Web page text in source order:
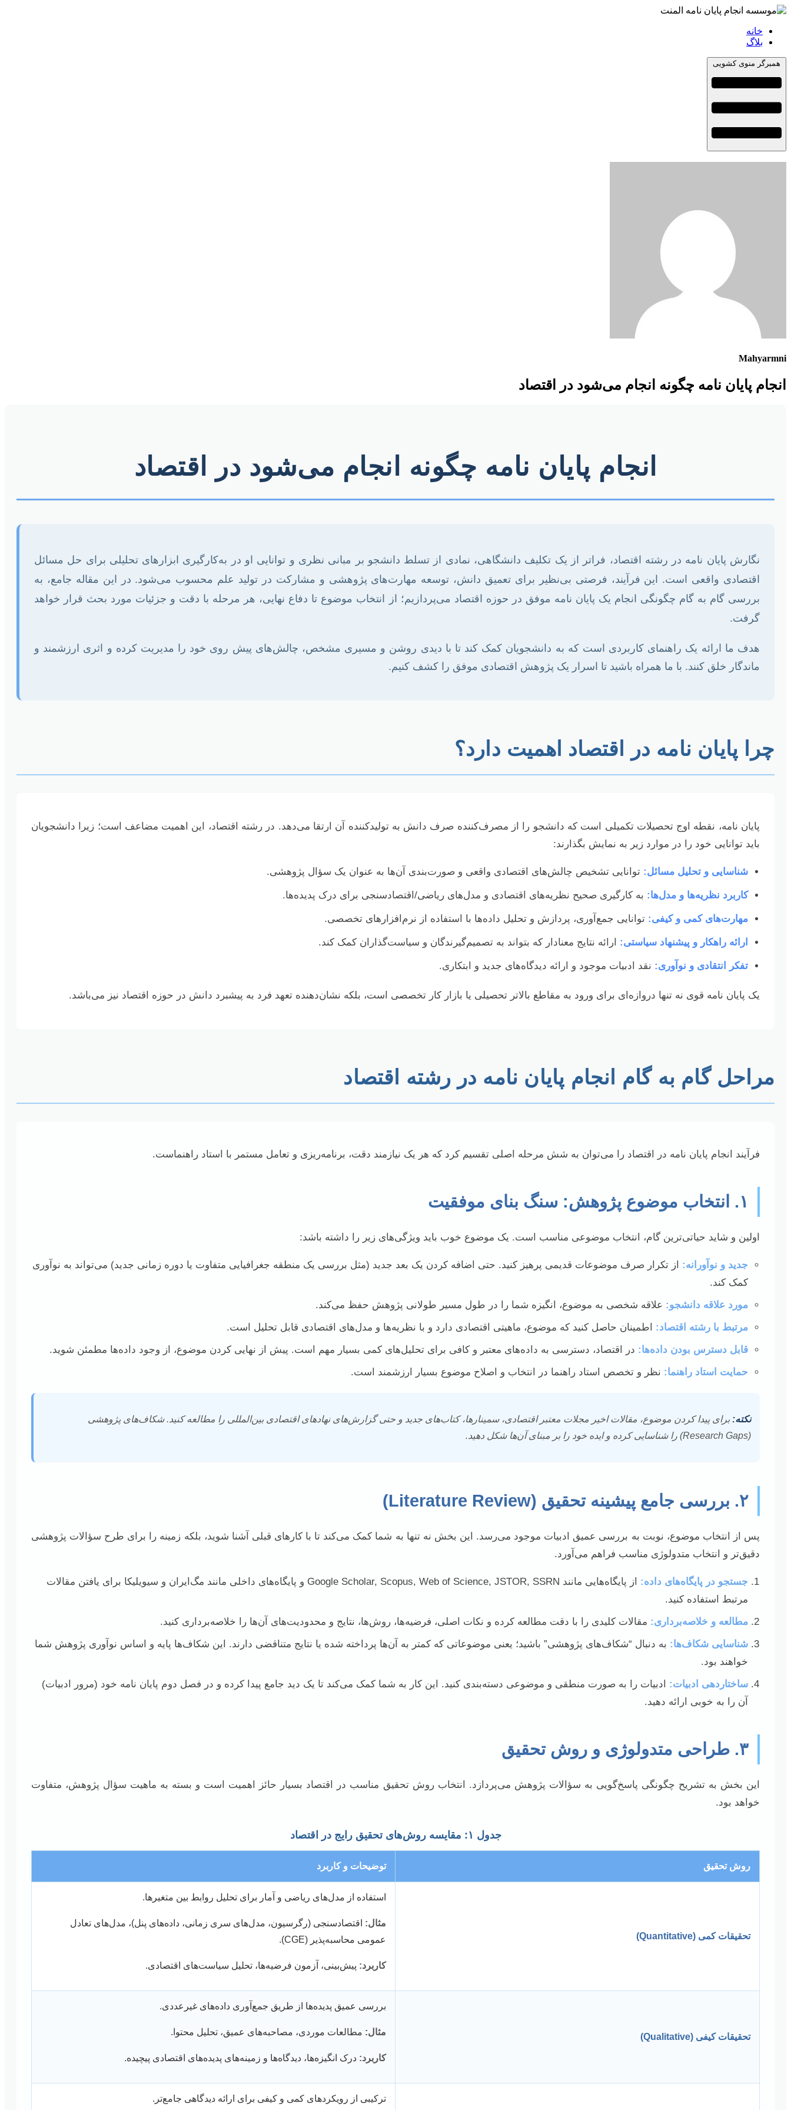
خانه
بلاگ
همبرگر منوی کشویی
Mahyarmni
انجام پایان نامه چگونه انجام می‌شود در اقتصاد
انجام پایان نامه چگونه انجام می‌شود در اقتصاد
نگارش پایان نامه در رشته اقتصاد، فراتر از یک تکلیف دانشگاهی، نمادی از تسلط دانشجو بر مبانی نظری و توانایی او در به‌کارگیری ابزارهای تحلیلی برای حل مسائل
اقتصادی واقعی است. این فرآیند، فرصتی بی‌نظیر برای تعمیق دانش، توسعه مهارت‌های پژوهشی و مشارکت در تولید علم محسوب می‌شود. در این مقاله جامع، به
بررسی گام به گام چگونگی انجام یک پایان نامه موفق در حوزه اقتصاد می‌پردازیم؛ از انتخاب موضوع تا دفاع نهایی، هر مرحله با دقت و جزئیات مورد بحث قرار خواهد
گرفت.
هدف ما ارائه یک راهنمای کاربردی است که به دانشجویان کمک کند تا با دیدی روشن و مسیری مشخص، چالش‌های پیش روی خود را مدیریت کرده و اثری ارزشمند و
ماندگار خلق کنند. با ما همراه باشید تا اسرار یک پژوهش اقتصادی موفق را کشف کنیم.
چرا پایان نامه در اقتصاد اهمیت دارد؟
پایان نامه، نقطه اوج تحصیلات تکمیلی است که دانشجو را از مصرف‌کننده صرف دانش به تولیدکننده آن ارتقا می‌دهد. در رشته اقتصاد، این اهمیت مضاعف است؛ زیرا دانشجویان
باید توانایی خود را در موارد زیر به نمایش بگذارند:
شناسایی و تحلیل مسائل: توانایی تشخیص چالش‌های اقتصادی واقعی و صورت‌بندی آن‌ها به عنوان یک سؤال پژوهشی.
کاربرد نظریه‌ها و مدل‌ها: به کارگیری صحیح نظریه‌های اقتصادی و مدل‌های ریاضی/اقتصادسنجی برای درک پدیده‌ها.
مهارت‌های کمی و کیفی: توانایی جمع‌آوری، پردازش و تحلیل داده‌ها با استفاده از نرم‌افزارهای تخصصی.
ارائه راهکار و پیشنهاد سیاستی: ارائه نتایج معنادار که بتواند به تصمیم‌گیرندگان و سیاست‌گذاران کمک کند.
تفکر انتقادی و نوآوری: نقد ادبیات موجود و ارائه دیدگاه‌های جدید و ابتکاری.
یک پایان نامه قوی نه تنها دروازه‌ای برای ورود به مقاطع بالاتر تحصیلی یا بازار کار تخصصی است، بلکه نشان‌دهنده تعهد فرد به پیشبرد دانش در حوزه اقتصاد نیز می‌باشد.
مراحل گام به گام انجام پایان نامه در رشته اقتصاد
فرآیند انجام پایان نامه در اقتصاد را می‌توان به شش مرحله اصلی تقسیم کرد که هر یک نیازمند دقت، برنامه‌ریزی و تعامل مستمر با استاد راهنماست.
۱. انتخاب موضوع پژوهش: سنگ بنای موفقیت
اولین و شاید حیاتی‌ترین گام، انتخاب موضوعی مناسب است. یک موضوع خوب باید ویژگی‌های زیر را داشته باشد:
جدید و نوآورانه: از تکرار صرف موضوعات قدیمی پرهیز کنید. حتی اضافه کردن یک بعد جدید (مثل بررسی یک منطقه جغرافیایی متفاوت یا دوره زمانی جدید) می‌تواند به نوآوری
کمک کند.
مورد علاقه دانشجو: علاقه شخصی به موضوع، انگیزه شما را در طول مسیر طولانی پژوهش حفظ می‌کند.
مرتبط با رشته اقتصاد: اطمینان حاصل کنید که موضوع، ماهیتی اقتصادی دارد و با نظریه‌ها و مدل‌های اقتصادی قابل تحلیل است.
قابل دسترس بودن داده‌ها: در اقتصاد، دسترسی به داده‌های معتبر و کافی برای تحلیل‌های کمی بسیار مهم است. پیش از نهایی کردن موضوع، از وجود داده‌ها مطمئن شوید.
حمایت استاد راهنما: نظر و تخصص استاد راهنما در انتخاب و اصلاح موضوع بسیار ارزشمند است.
نکته: برای پیدا کردن موضوع، مقالات اخیر مجلات معتبر اقتصادی، سمینارها، کتاب‌های جدید و حتی گزارش‌های نهادهای اقتصادی بین‌المللی را مطالعه کنید. شکاف‌های پژوهشی
(Research Gaps) را شناسایی کرده و ایده خود را بر مبنای آن‌ها شکل دهید.
۲. بررسی جامع پیشینه تحقیق (Literature Review)
پس از انتخاب موضوع، نوبت به بررسی عمیق ادبیات موجود می‌رسد. این بخش نه تنها به شما کمک می‌کند تا با کارهای قبلی آشنا شوید، بلکه زمینه را برای طرح سؤالات پژوهشی
دقیق‌تر و انتخاب متدولوژی مناسب فراهم می‌آورد.
جستجو در پایگاه‌های داده:
از پایگاه‌هایی مانند Google Scholar, Scopus, Web of Science, JSTOR, SSRN و پایگاه‌های داخلی مانند مگ‌ایران و سیویلیکا برای یافتن مقالات
مرتبط استفاده کنید.
مطالعه و خلاصه‌برداری: مقالات کلیدی را با دقت مطالعه کرده و نکات اصلی، فرضیه‌ها، روش‌ها، نتایج و محدودیت‌های آن‌ها را خلاصه‌برداری کنید.
شناسایی شکاف‌ها: به دنبال “شکاف‌های پژوهشی” باشید؛ یعنی موضوعاتی که کمتر به آن‌ها پرداخته شده یا نتایج متناقضی دارند. این شکاف‌ها پایه و اساس نوآوری پژوهش شما
خواهند بود.
ساختاردهی ادبیات: ادبیات را به صورت منطقی و موضوعی دسته‌بندی کنید. این کار به شما کمک می‌کند تا یک دید جامع پیدا کرده و در فصل دوم پایان نامه خود (مرور ادبیات)
آن را به خوبی ارائه دهید.
۳. طراحی متدولوژی و روش تحقیق
این بخش به تشریح چگونگی پاسخ‌گویی به سؤالات پژوهش می‌پردازد. انتخاب روش تحقیق مناسب در اقتصاد بسیار حائز اهمیت است و بسته به ماهیت سؤال پژوهش، متفاوت
خواهد بود.
جدول ۱: مقایسه روش‌های تحقیق رایج در اقتصاد
روش تحقیق توضیحات و کاربرد
تحقیقات کمی (Quantitative)
استفاده از مدل‌های ریاضی و آمار برای تحلیل روابط بین متغیرها.
مثال: اقتصادسنجی (رگرسیون، مدل‌های سری زمانی، داده‌های پنل)، مدل‌های تعادل
عمومی محاسبه‌پذیر (CGE).
کاربرد: پیش‌بینی، آزمون فرضیه‌ها، تحلیل سیاست‌های اقتصادی.
تحقیقات کیفی (Qualitative)
بررسی عمیق پدیده‌ها از طریق جمع‌آوری داده‌های غیرعددی.
مثال: مطالعات موردی، مصاحبه‌های عمیق، تحلیل محتوا.
کاربرد: درک انگیزه‌ها، دیدگاه‌ها و زمینه‌های پدیده‌های اقتصادی پیچیده.
ترکیبی از رویکردهای کمی و کیفی برای ارائه دیدگاهی جامع‌تر.